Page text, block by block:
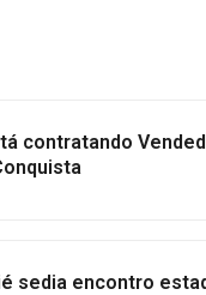
contratando
sedia encontro